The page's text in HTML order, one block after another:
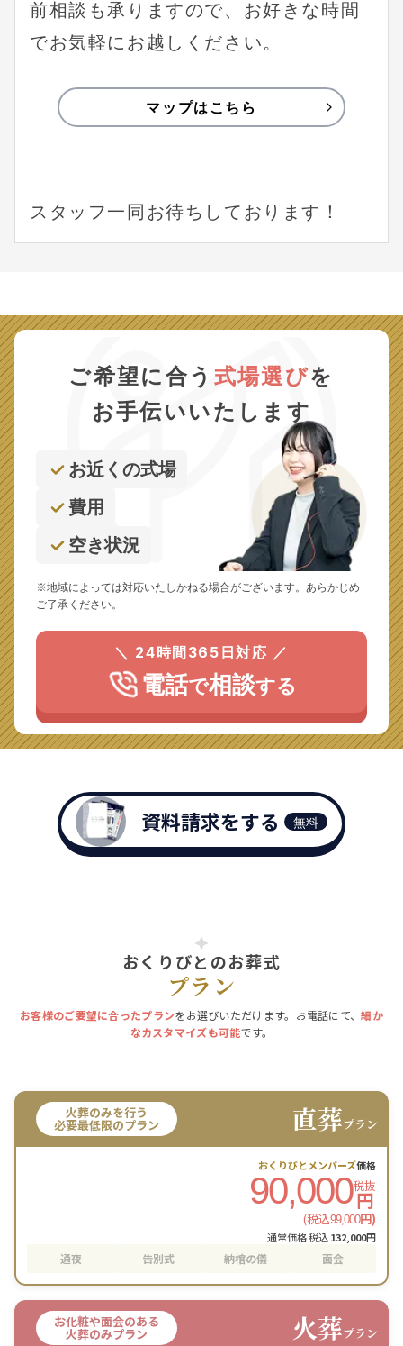
前相談も承りますので、お好きな時間
でお気軽にお越しください。
マップはこちら
スタッフ一同お待ちしております！
ご希望に合う 式場選びを
お手伝いいたします
お近くの式場
費用
空き状況
※地域によっては対応いたしかねる場合がございます。あらかじめ
ご了承ください。
＼ 24時間365日対応 ／
電話で相談する
資料請求をする 無料
おくりびとのお葬式
プラン
お客様のご要望に合ったプランをお選びいただけます。お電話にて、細か
なカスタマイズも可能です。
火葬のみを行う
必要最低限のプラン 直葬プラン
おくりびとメンバーズ価格
90,000税抜
円
(税込99,000円)
通常価格 税込132,000円
通夜 告別式 納棺の儀 面会
お化粧や面会のある
火葬のみプラン 火葬プラン